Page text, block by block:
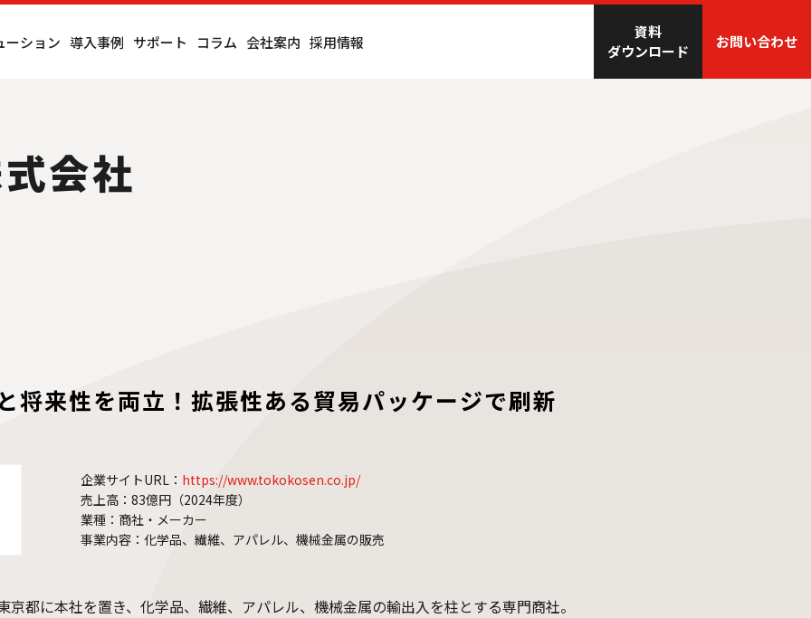
ーション 導入事例 サポート コラム 会社案内 採用情報
資料
ダウンロード
お問い合わせ
式会社
将来性を両立！拡張性ある貿易パッケージで刷新
企業サイトURL： https://www.tokokosen.co.jp/
売上高：83億円（2024年度）
業種：商社・メーカー
事業内容：化学品、繊維、アパレル、機械金属の販売
京都に本社を置き、化学品、繊維、アパレル、機械金属の輸出入を柱とする専門商社。